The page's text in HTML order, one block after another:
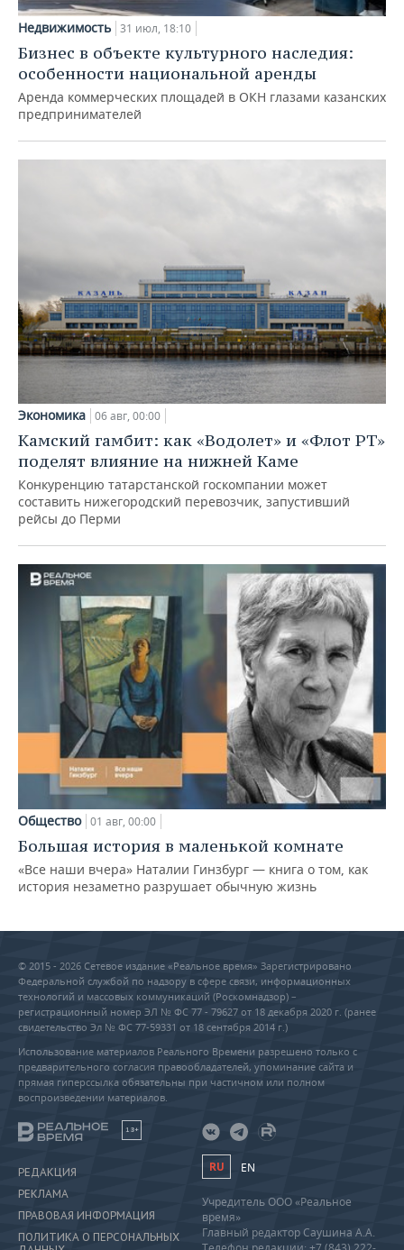
Недвижимость 31 июл, 18:10
Бизнес в объекте культурного наследия:
особенности национальной аренды
Аренда коммерческих площадей в ОКН глазами казанских
предпринимателей
Экономика 06 авг, 00:00
Камский гамбит: как «Водолет» и «Флот РТ»
поделят влияние на нижней Каме
Конкуренцию татарстанской госкомпании может
составить нижегородский перевозчик, запустивший
рейсы до Перми
Общество 01 авг, 00:00
Большая история в маленькой комнате
«Все наши вчера» Наталии Гинзбург — книга о том, как
история незаметно разрушает обычную жизнь
© 2015 - 2026 Сетевое издание «Реальное время» Зарегистрировано
Федеральной службой по надзору в сфере связи, информационных
технологий и массовых коммуникаций (Роскомнадзор) –
регистрационный номер ЭЛ № ФС 77 - 79627 от 18 декабря 2020 г. (ранее
свидетельство Эл № ФС 77-59331 от 18 сентября 2014 г.)
Использование материалов Реального Времени разрешено только с
предварительного согласия правообладателей, упоминание сайта и
прямая гиперссылка обязательны при частичном или полном
воспроизведении материалов.
18+
РЕДАКЦИЯ
РЕКЛАМА
ПРАВОВАЯ ИНФОРМАЦИЯ
ПОЛИТИКА О ПЕРСОНАЛЬНЫХ
RU EN
Учредитель ООО «Реальное
время»
Главный редактор Саушина А.А.